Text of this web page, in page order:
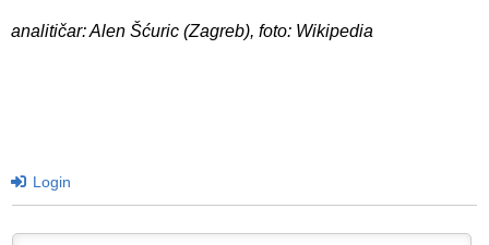
analitičar: Alen Šćuric (Zagreb), foto: Wikipedia
Login